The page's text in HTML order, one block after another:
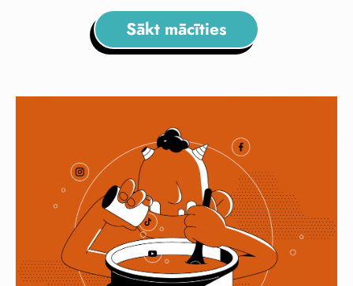
Sākt mācīties